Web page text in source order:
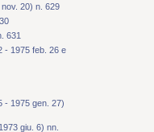
20) n. 629
631
- 1975 feb. 26 e
- 1975 gen. 27)
giu. 6) nn.